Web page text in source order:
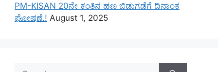
PM-KISAN 20ನೇ ಕಂತಿನ ಹಣ ಬಿಡುಗಡೆಗೆ ದಿನಾಂಕ
ಘೋಷಣೆ.! August 1, 2025